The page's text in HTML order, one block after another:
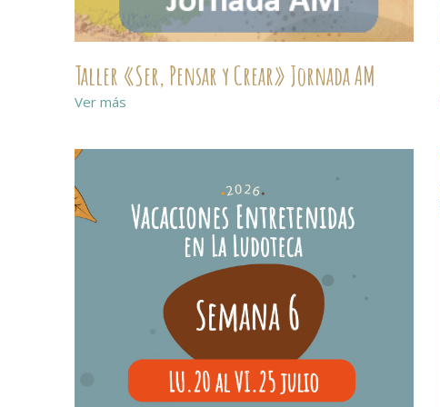
Taller «Ser, Pensar y Crear» Jornada AM
Ver más